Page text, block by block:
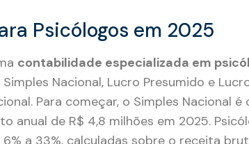
Psicólogos em 2025
contabilidade especializada em
Nacional, Lucro Presumido e
Para começar, o Simples Nacional é
anual de R$ 4,8 milhões em 2025.
a 33%, calculadas sobre o receita